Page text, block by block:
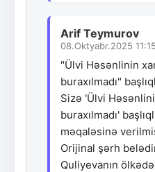
Arif Teymurov
08.Oktyabr.2025 11:15
"Ülvi Həsənlinin
buraxılmadı"
Sizə 'Ülvi
buraxılmadı'
məqaləsinə
Orijinal şərh
Quliyevanın